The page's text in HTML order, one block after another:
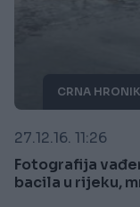
CRNA
27.12.16. 11:26
Fotografija
bacila u rijeku,